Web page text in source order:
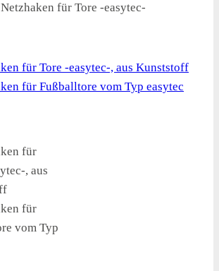
Netzhaken für Tore -easytec-